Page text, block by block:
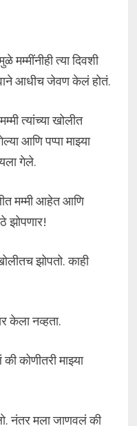
मम्मींनीही त्या दिवशी
आधीच जेवण केलं होतं.
त्यांच्या खोलीत
आणि पप्पा माझ्या
गेले.
मम्मी आहेत आणि
झोपणार!
झोपतो. काही
केला नव्हता.
कोणीतरी माझ्या
नंतर मला जाणवलं की